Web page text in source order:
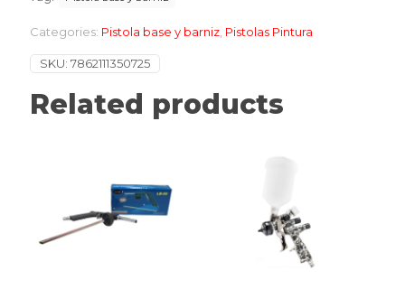
Categories: Pistola base y barniz Pistolas Pintura
SKU: 7862111350725
Related products